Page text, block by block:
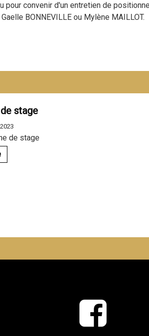
pour convenir d'un entretien de
BONNEVILLE ou Mylène MAILLOT.
stage
de stage